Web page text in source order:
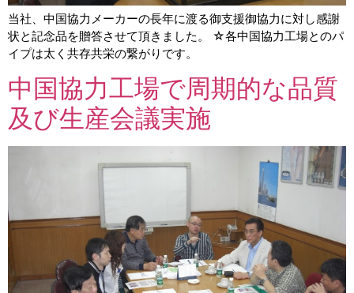
当社、中国協力メーカーの長年に渡る御支援御協力に対し感謝
状と記念品を贈答させて頂きました。 ☆各中国協力工場とのパ
イプは太く共存共栄の繋がりです。
中国協力工場で周期的な品質
及び生産会議実施